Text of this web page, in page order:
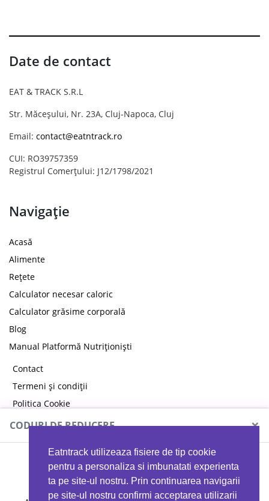
Eatntrack utilizeaza fisiere de tip cookie
pentru a personaliza si imbunatati experienta
ta pe site-ul nostru. Prin continuarea navigarii
pe site-ul nostru confirmi acceptarea utilizarii
Date de contact
EAT & TRACK S.R.L
Str. Măceșului, Nr. 23A, Cluj-Napoca, Cluj
Email: contact@eatntrack.ro
CUI: RO39757359
Registrul Comerțului: J12/1798/2021
Navigație
Acasă
Alimente
Rețete
Calculator necesar caloric
Calculator grăsime corporală
Blog
Manual Platformă Nutriționiști
Contact
Termeni și condiții
Politica Cookie
Politica de confidențialitate
CODURI DE REDUCERE ×
MYPROTEIN